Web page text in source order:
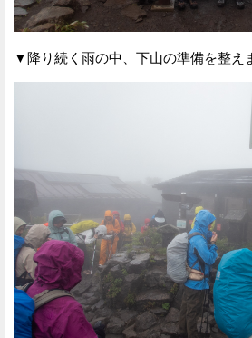
▼降り続く雨の中、下山の準備を整え